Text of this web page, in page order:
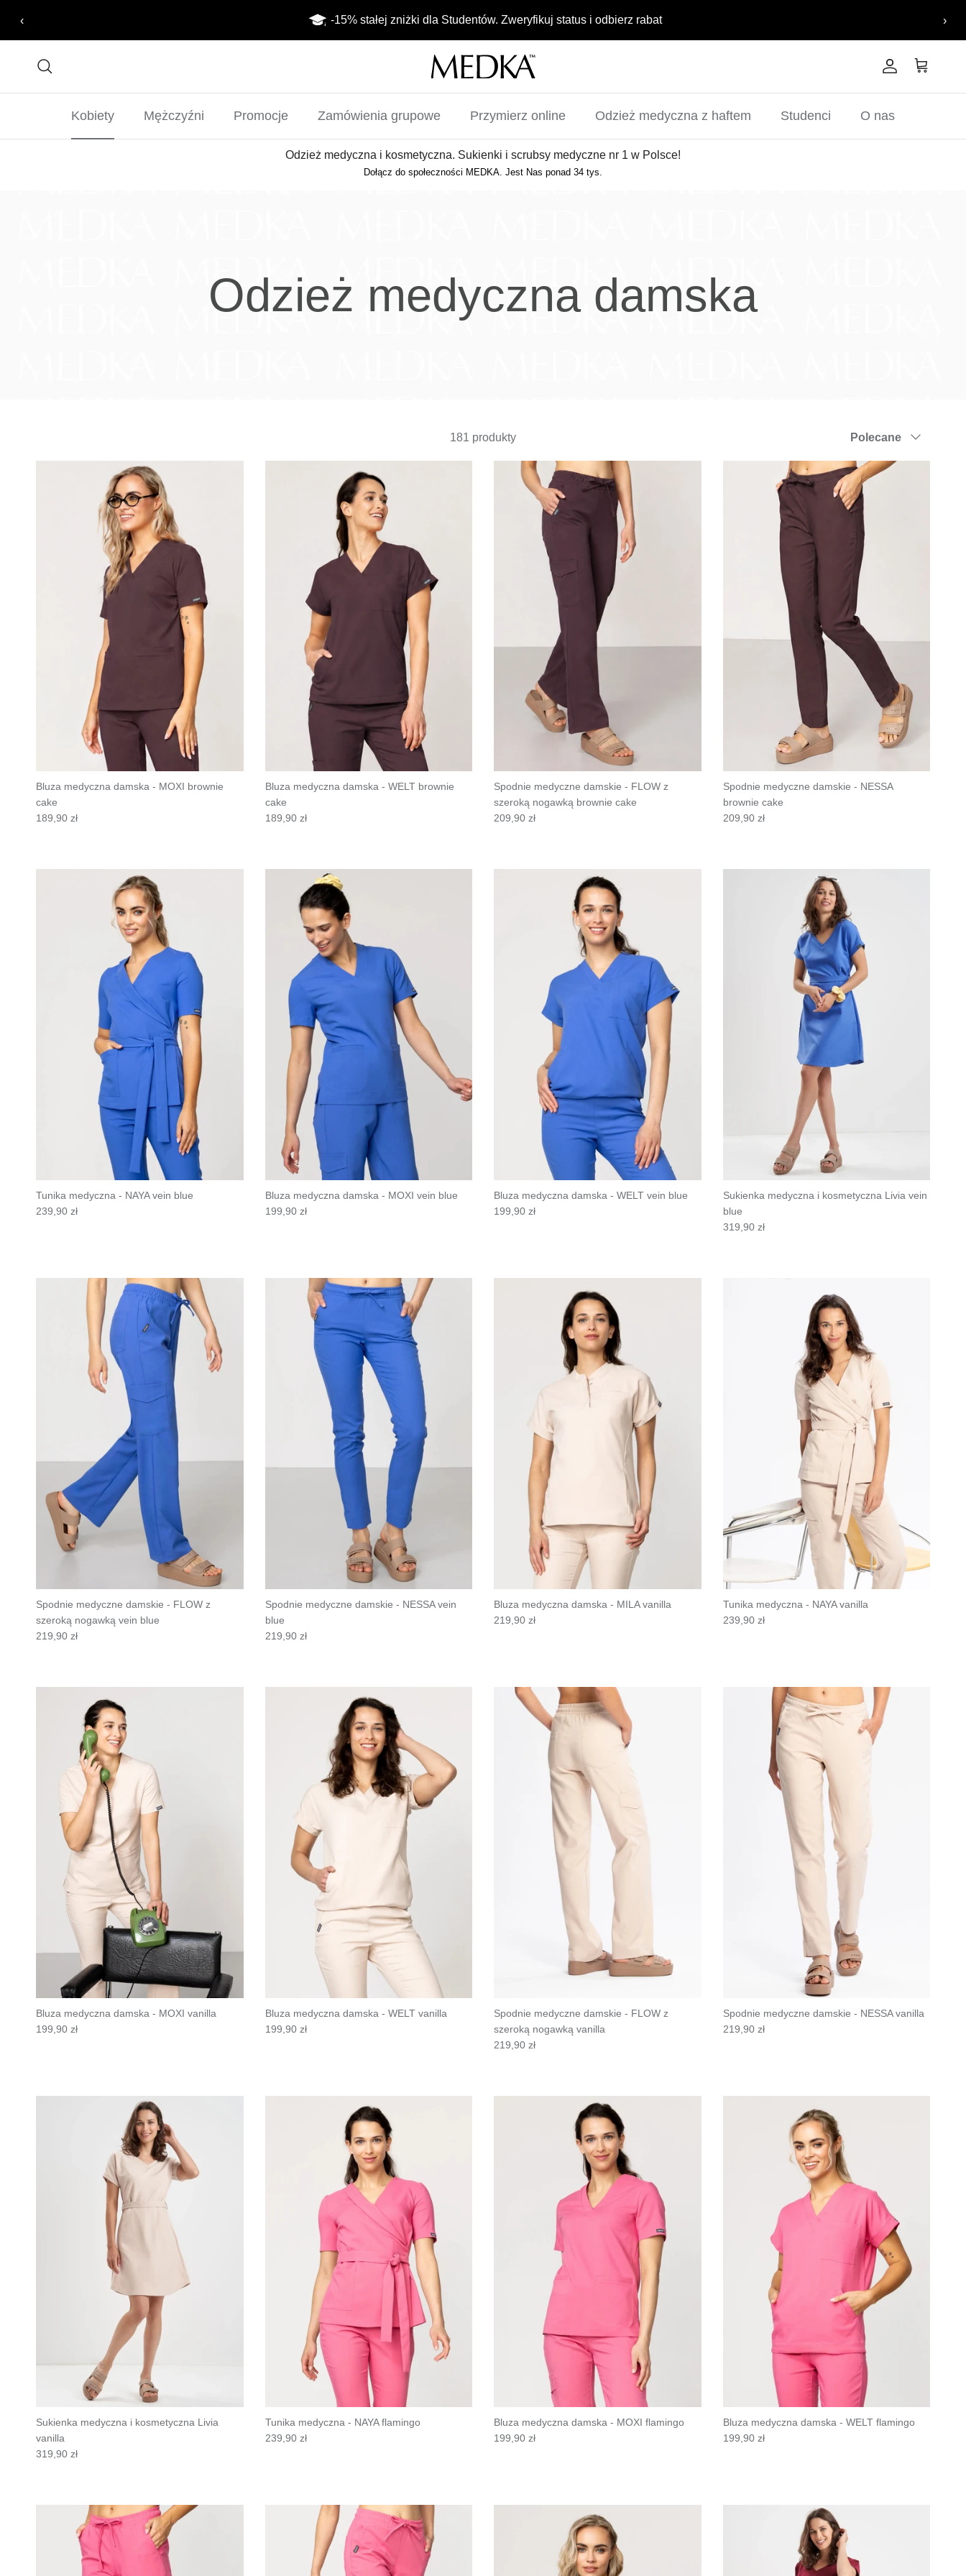
‹
-15% stałej zniżki dla Studentów. Zweryfikuj status i odbierz rabat ›
KontoKoszyk
Kobiety Mężczyźni Promocje Zamówienia grupowe Przymierz online Odzież medyczna z haftem Studenci O nas
Odzież medyczna i kosmetyczna. Sukienki i scrubsy medyczne nr 1 w Polsce!
Dołącz do społeczności MEDKA. Jest Nas ponad 34 tys.
Odzież medyczna damska
181 produkty Polecane
Bluza medyczna damska - MOXI brownie
cake
189,90 zł
Bluza medyczna damska - WELT brownie
cake
189,90 zł
Spodnie medyczne damskie - FLOW z
szeroką nogawką brownie cake
209,90 zł
Spodnie medyczne damskie - NESSA
brownie cake
209,90 zł
Tunika medyczna - NAYA vein blue
239,90 zł
Bluza medyczna damska - MOXI vein blue
199,90 zł
Bluza medyczna damska - WELT vein blue
199,90 zł
Sukienka medyczna i kosmetyczna Livia vein
blue
319,90 zł
Spodnie medyczne damskie - FLOW z
szeroką nogawką vein blue
219,90 zł
Spodnie medyczne damskie - NESSA vein
blue
219,90 zł
Bluza medyczna damska - MILA vanilla
219,90 zł
Tunika medyczna - NAYA vanilla
239,90 zł
Bluza medyczna damska - MOXI vanilla
199,90 zł
Bluza medyczna damska - WELT vanilla
199,90 zł
Spodnie medyczne damskie - FLOW z
szeroką nogawką vanilla
219,90 zł
Spodnie medyczne damskie - NESSA vanilla
219,90 zł
Sukienka medyczna i kosmetyczna Livia
vanilla
319,90 zł
Tunika medyczna - NAYA flamingo
239,90 zł
Bluza medyczna damska - MOXI flamingo
199,90 zł
Bluza medyczna damska - WELT flamingo
199,90 zł